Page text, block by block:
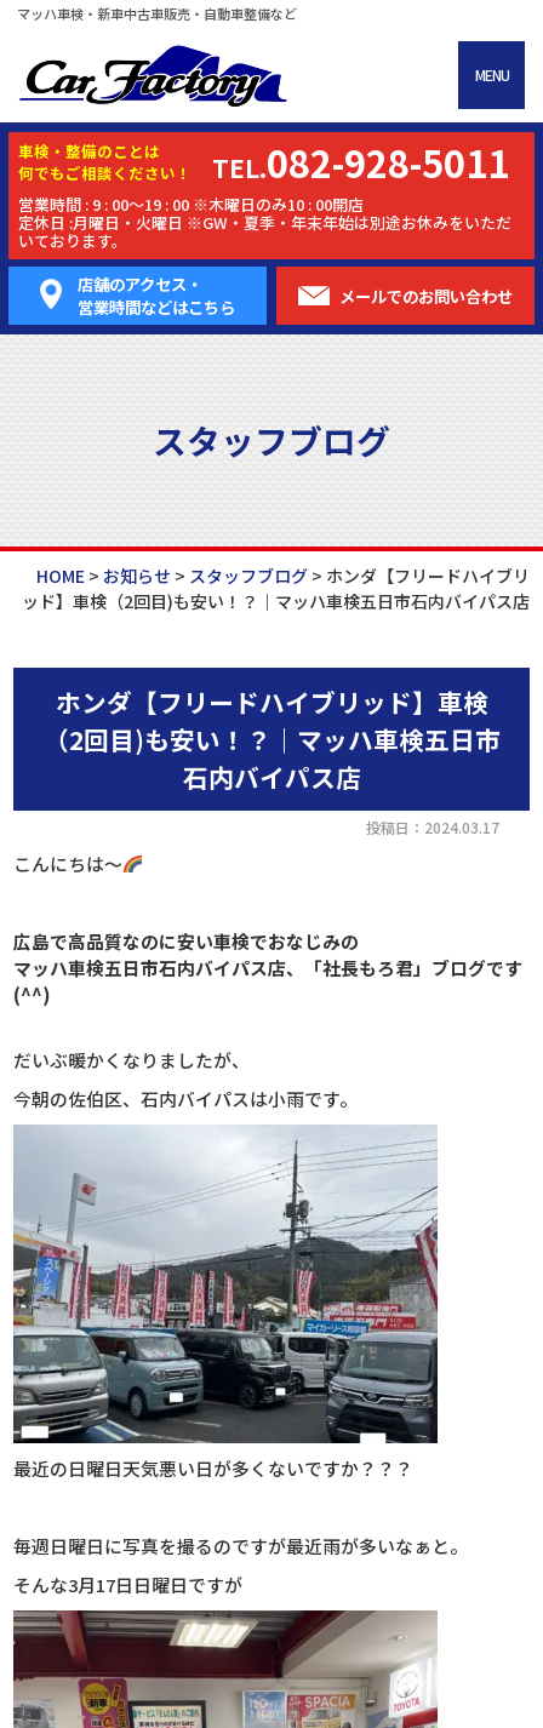
マッハ車検・新車中古車販売・自動車整備など
MENU
車検・ 整備のことは
何でもご相談ください！
TEL.082-928-5011
営業時間 : 9 : 00～19 : 00 ※木曜日のみ10 : 00開店
定休日 :月曜日・火曜日 ※GW・夏季・年末年始は別途お休みをいただ
いております。
店舗のアクセス・
営業時間などはこちら
メールでのお問い合わせ
スタッフブログ
HOME> お知らせ > スタッフブログ> ホンダ【フリードハイブリ
ッド】車検（2回目)も安い！？｜マッハ車検五日市石内バイパス店
ホンダ【フリードハイブリッド】車検
（2回目)も安い！？｜マッハ車検五日市
石内バイパス店
投稿日：2024.03.17
こんにちは～
広島で高品質なのに安い車検でおなじみの
マッハ車検五日市石内バイパス店、「社長もろ君」ブログです
(^^)
だいぶ暖かくなりましたが、
今朝の佐伯区、石内バイパスは小雨です。
最近の日曜日天気悪い日が多くないですか？？？
毎週日曜日に写真を撮るのですが最近雨が多いなぁと。
そんな3月17日日曜日ですが